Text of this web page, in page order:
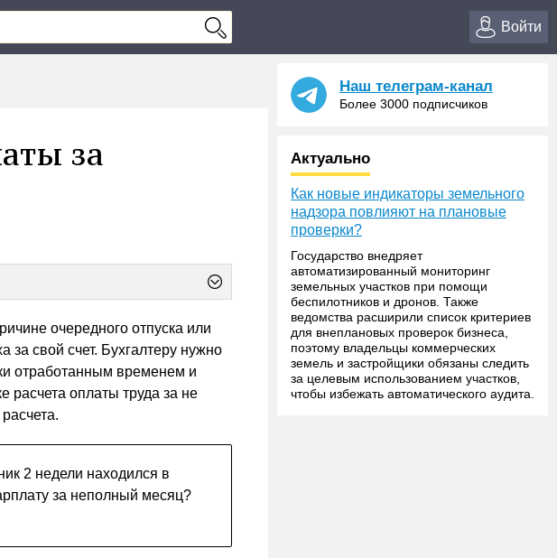
Войти
за
очередного отпуска или
за свой счет. Бухгалтеру нужно
отработанным временем и
расчета оплаты труда за не
2 недели находился в
за неполный месяц?
Наш телеграм-канал
Более 3000 подписчиков
Актуально
Как новые индикаторы земельного
надзора повлияют на плановые
проверки?
Государство внедряет
автоматизированный мониторинг
земельных участков при помощи
беспилотников и дронов. Также
ведомства расширили список критериев
для внеплановых проверок бизнеса,
поэтому владельцы коммерческих
земель и застройщики обязаны следить
за целевым использованием участков,
чтобы избежать автоматического аудита.